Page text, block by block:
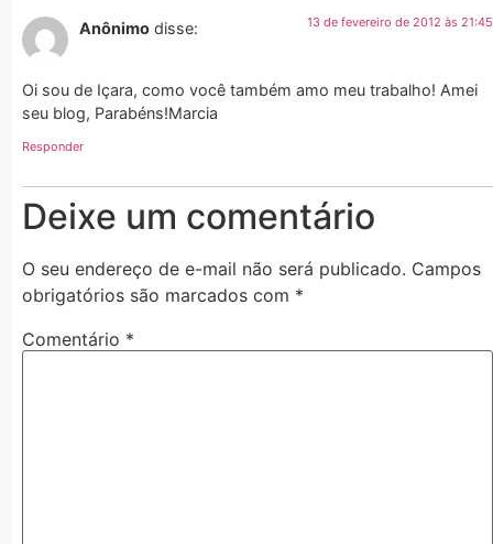
Anônimo disse: 13 de fevereiro de 2012 às 21:45
Oi sou de Içara, como você também amo meu trabalho! Amei
seu blog, Parabéns!Marcia
Responder
Deixe um comentário
O seu endereço de e-mail não será publicado. Campos
obrigatórios são marcados com *
Comentário *